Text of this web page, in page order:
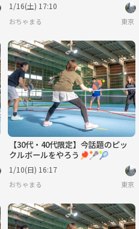
1/16(土) 17:10
おちゃまる 東京
【30代・40代限定】今話題のピッ
クルボールをやろう🏓🥍🎾
1/10(日) 16:17
おちゃまる 東京